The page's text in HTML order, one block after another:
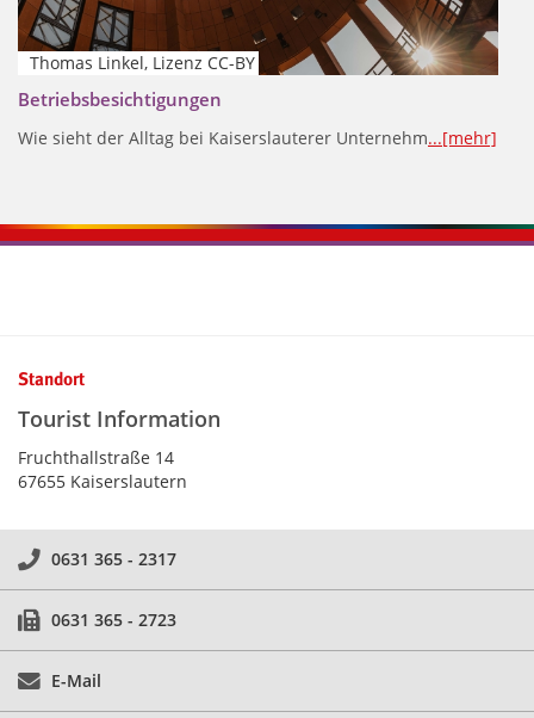
Thomas Linkel, Lizenz CC-BY
Betriebsbesichtigungen
Wie sieht der Alltag bei Kaiserslauterer Unternehm...[mehr]
Standort
Tourist Information
Fruchthallstraße 14
67655 Kaiserslautern
0631 365 - 2317
0631 365 - 2723
E-Mail